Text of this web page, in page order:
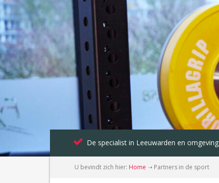
De specialist in Leeuwarden en omgeving
U bevindt zich hier: Home ➝ Partners in de sport